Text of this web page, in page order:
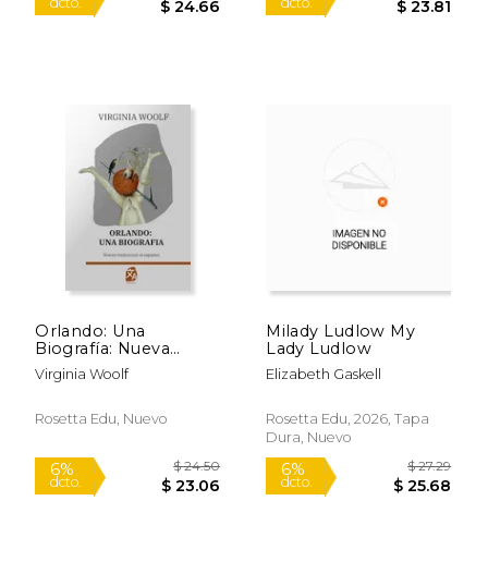
50%
dcto.
Orlando: Una
Biografía: Nueva
Traducción al Español
Virginia Woolf
Rosetta Edu, Nuevo
Milady Ludlow My
Lady Ludlow
Elizabeth Gaskell
Rosetta Edu, 2026, Tapa
Dura, Nuevo